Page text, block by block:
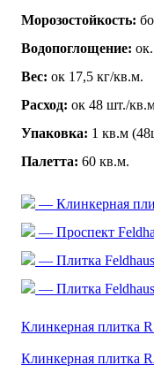
Морозостойкость:
Водопоглощение:
Вес: ок 17,5 кг/кв.м.
Расход: ок 48 шт./
Упаковка: 1 кв.м
Палетта: 60 кв.м.
— Клинкерная
— Проспект
— Плитка
— Плитка
Клинкерная плитка
Клинкерная плитка